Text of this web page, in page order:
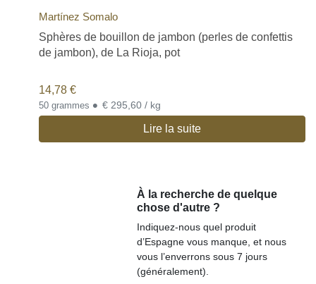
Martínez Somalo
Sphères de bouillon de jambon (perles de confettis
de jambon), de La Rioja, pot
14,78 €
50 grammes • € 295,60 / kg
Lire la suite
À la recherche de quelque
chose d'autre ?
Indiquez-nous quel produit
d’Espagne vous manque, et nous
vous l’enverrons sous 7 jours
(généralement).